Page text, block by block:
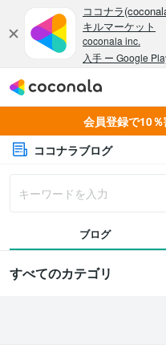
会員登録で10
ココナラブログ
ブログ
すべてのカテゴリ